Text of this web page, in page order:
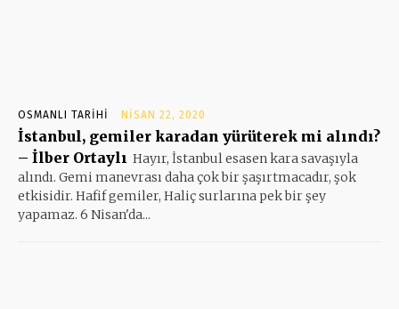
OSMANLI TARIHI NISAN 22, 2020
İstanbul, gemiler karadan yürüterek mi alındı?
– İlber Ortaylı Hayır, İstanbul esasen kara savaşıyla
alındı. Gemi manevrası daha çok bir şaşırtmacadır, şok
etkisidir. Hafif gemiler, Haliç surlarına pek bir şey
yapamaz. 6 Nisan'da...